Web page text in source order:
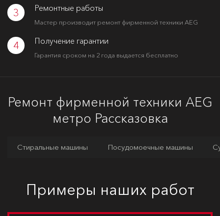
3 Ремонтные работы
Мастер производит ремонт фирменной техники AEG
4 Получение гарантии
Гарантия сроком на 2 года выдается бесплатно
Ремонт фирменной техники AEG
метро Рассказовка
Стиральные машины Посудомоечные машины
Примеры наших работ